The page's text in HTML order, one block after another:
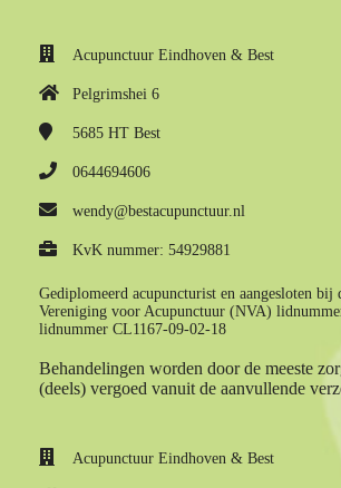
Acupunctuur Eindhoven & Best
Pelgrimshei 6
5685 HT Best
0644694606
wendy@bestacupunctuur.nl
KvK nummer: 54929881
Gediplomeerd acupuncturist en aangesloten bij
Vereniging voor Acupunctuur (NVA)
lidnummer CL1167-09-02-18
Behandelingen worden door de meeste
(deels) vergoed vanuit de aanvullende
Acupunctuur Eindhoven & Best